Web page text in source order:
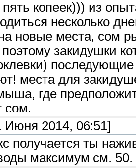
копеек))) из
несколько
новые места, сом
закидушки
места для
где
сом.
Июня 2014, 06:51]
получается ты
максимум см. 50.